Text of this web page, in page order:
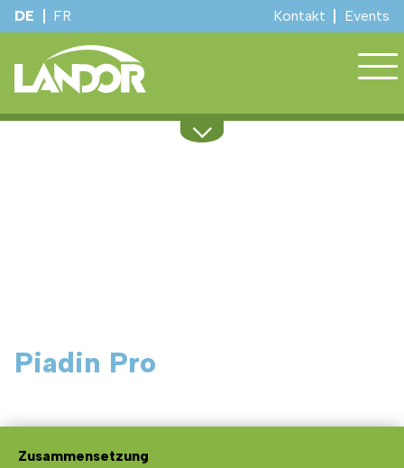
DE FR Kontakt Events
Regionale Beratung
Piadin Pro
Zusammensetzung